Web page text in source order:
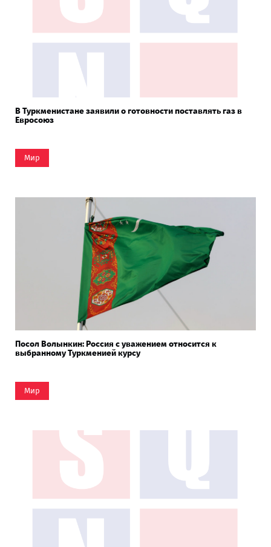
В Туркменистане заявили о готовности поставлять газ в
Евросоюз
Мир
Посол Волынкин: Россия с уважением относится к
выбранному Туркменией курсу
Мир